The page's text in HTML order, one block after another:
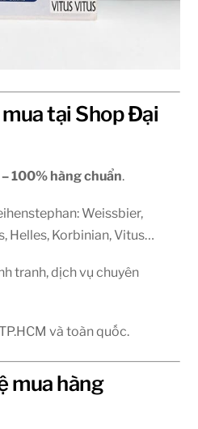
tại Shop Đại
100% hàng chuẩn.
Weissbier,
Helles, Korbinian, Vitus…
tranh, dịch vụ chuyên
và toàn quốc.
mua hàng